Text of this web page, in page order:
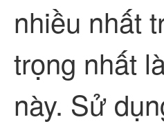
nhiều nhất
trọng nhất
này. Sử